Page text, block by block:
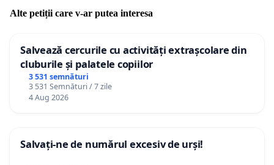
Alte petiții care v-ar putea interesa
Salvează cercurile cu activități extrașcolare din
cluburile și palatele copiilor
3 531 semnături
3 531 Semnături / 7 zile
4 Aug 2026
Salvați-ne de numărul excesiv de urși!